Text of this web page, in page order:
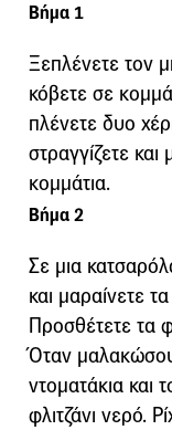
Βήμα 1
Ξεπλένετε τον
κόβετε σε
πλένετε δυο
στραγγίζετε
κομμάτια.
Βήμα 2
Σε μια
και μαραίνετε
Προσθέτετε τα
Όταν
ντοματάκια και
φλιτζάνι νερό.